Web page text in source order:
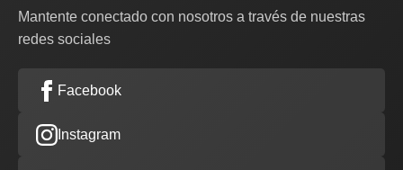
Mantente conectado con nosotros a través de nuestras
redes sociales
Facebook
Instagram